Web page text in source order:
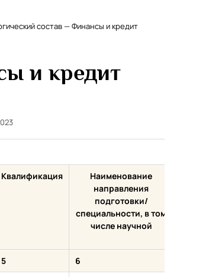
состав — Финансы и кредит
и кредит
Квалификация
Наименование
направления
подготовки/
специальности, в том
числе научной
5 6